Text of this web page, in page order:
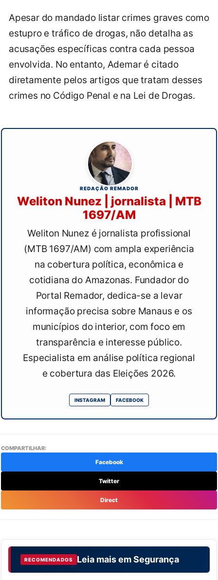
Apesar do mandado listar crimes graves como
estupro e tráfico de drogas, não detalha as
acusações específicas contra cada pessoa
envolvida. No entanto, Ademar é citado
diretamente pelos artigos que tratam desses
crimes no Código Penal e na Lei de Drogas.
REDAÇÃO REMADOR
Weliton Nunez | jornalista | MTB
1697/AM
Weliton Nunez é jornalista profissional
(MTB 1697/AM) com ampla experiência
na cobertura política, econômica e
cotidiana do Amazonas. Fundador do
Portal Remador, dedica-se a levar
informação precisa sobre Manaus e os
municípios do interior, com foco em
transparência e interesse público.
Especialista em análise política regional
e cobertura das Eleições 2026.
INSTAGRAM FACEBOOK
COMPARTILHAR:
Facebook
Twitter
Direct
RECOMENDADOS Leia mais emSegurança